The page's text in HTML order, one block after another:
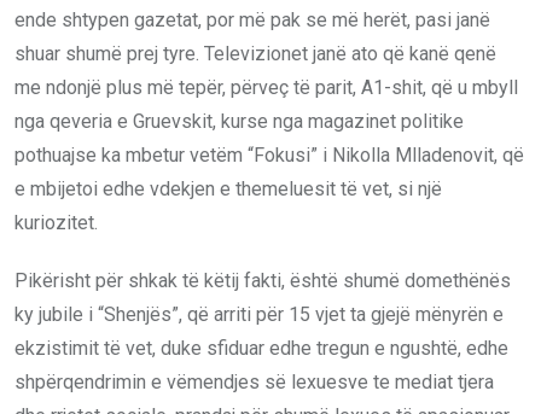
ende shtypen gazetat, por më pak se më herët, pasi janë
shuar shumë prej tyre. Televizionet janë ato që kanë qenë
me ndonjë plus më tepër, përveç të parit, A1-shit, që u mbyll
nga qeveria e Gruevskit, kurse nga magazinet politike
pothuajse ka mbetur vetëm “Fokusi” i Nikolla Mlladenovit, që
e mbijetoi edhe vdekjen e themeluesit të vet, si një
kuriozitet.
Pikërisht për shkak të këtij fakti, është shumë domethënës
ky jubile i “Shenjës”, që arriti për 15 vjet ta gjejë mënyrën e
ekzistimit të vet, duke sfiduar edhe tregun e ngushtë, edhe
shpërqendrimin e vëmendjes së lexuesve te mediat tjera